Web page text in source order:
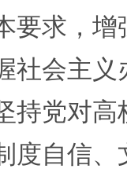
要求，
社会主
持党对
度自信